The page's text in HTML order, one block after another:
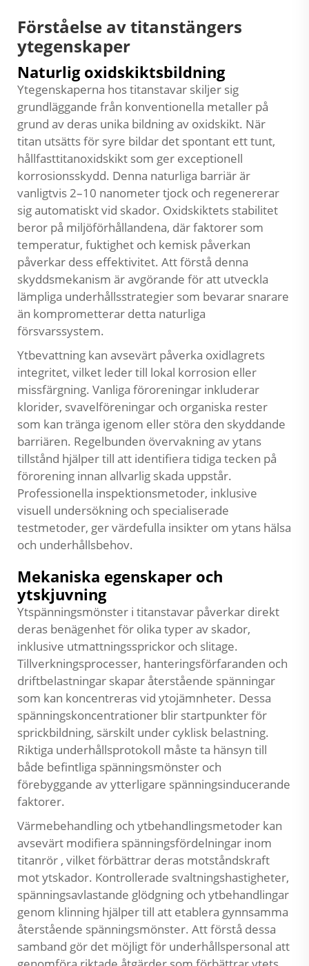
Förståelse av titanstängers
ytegenskaper
Naturlig oxidskiktsbildning
Ytegenskaperna hos titanstavar skiljer sig
grundläggande från konventionella metaller på
grund av deras unika bildning av oxidskikt. När
titan utsätts för syre bildar det spontant ett tunt,
hållfasttitanoxidskikt som ger exceptionell
korrosionsskydd. Denna naturliga barriär är
vanligtvis 2–10 nanometer tjock och regenererar
sig automatiskt vid skador. Oxidskiktets stabilitet
beror på miljöförhållandena, där faktorer som
temperatur, fuktighet och kemisk påverkan
påverkar dess effektivitet. Att förstå denna
skyddsmekanism är avgörande för att utveckla
lämpliga underhållsstrategier som bevarar snarare
än komprometterar detta naturliga
försvarssystem.
Ytbevattning kan avsevärt påverka oxidlagrets
integritet, vilket leder till lokal korrosion eller
missfärgning. Vanliga föroreningar inkluderar
klorider, svavelföreningar och organiska rester
som kan tränga igenom eller störa den skyddande
barriären. Regelbunden övervakning av ytans
tillstånd hjälper till att identifiera tidiga tecken på
förorening innan allvarlig skada uppstår.
Professionella inspektionsmetoder, inklusive
visuell undersökning och specialiserade
testmetoder, ger värdefulla insikter om ytans hälsa
och underhållsbehov.
Mekaniska egenskaper och
ytskjuvning
Ytspänningsmönster i titanstavar påverkar direkt
deras benägenhet för olika typer av skador,
inklusive utmattningssprickor och slitage.
Tillverkningsprocesser, hanteringsförfaranden och
driftbelastningar skapar återstående spänningar
som kan koncentreras vid ytojämnheter. Dessa
spänningskoncentrationer blir startpunkter för
sprickbildning, särskilt under cyklisk belastning.
Riktiga underhållsprotokoll måste ta hänsyn till
både befintliga spänningsmönster och
förebyggande av ytterligare spänningsinducerande
faktorer.
Värmebehandling och ytbehandlingsmetoder kan
avsevärt modifiera spänningsfördelningar inom
titanrör , vilket förbättrar deras motståndskraft
mot ytskador. Kontrollerade svaltningshastigheter,
spänningsavlastande glödgning och ytbehandlingar
genom klinning hjälper till att etablera gynnsamma
återstående spänningsmönster. Att förstå dessa
samband gör det möjligt för underhållspersonal att